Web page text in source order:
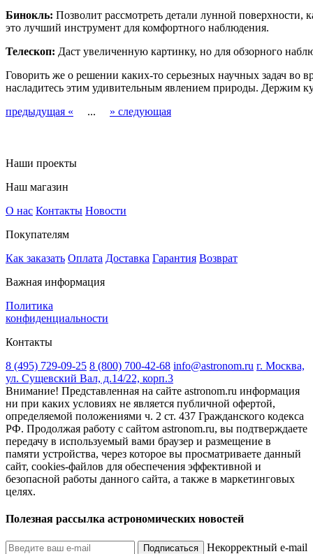
Бинокль: Позволит рассмотреть детали лунной поверхности,
это лучший инструмент для комфортного наблюдения.
Телескоп: Даст увеличенную картинку, но для обзорного
Говорить же о решении каких-то серьезных научных задач во
насладитесь этим удивительным явлением природы. Держим
предыдущая « ... » следующая
Наши проекты
Наш магазин
О нас Контакты Новости
Покупателям
Как заказать Оплата Доставка Гарантия Возврат
Важная информация
Политика
конфиденциальности
Контакты
8 (495) 729-09-25 8 (800) 700-42-68 info@astronom.ru г. Москва,
ул. Сущевский Вал, д.14/22, корп.3
Внимание! Представленная на сайте astronom.ru информация
ни при каких условиях не является публичной офертой,
определяемой положениями ч. 2 ст. 437 Гражданского кодекса
РФ. Продолжая работу с сайтом astronom.ru, вы подтверждаете
передачу в используемый вами браузер и размещение в
памяти устройства, через которое вы просматриваете данный
сайт, cookies-файлов для обеспечения эффективной и
безопасной работы данного сайта, а также в маркетинговых
целях.
Полезная рассылка астрономических новостей
Подписаться
Некорректный e-mail